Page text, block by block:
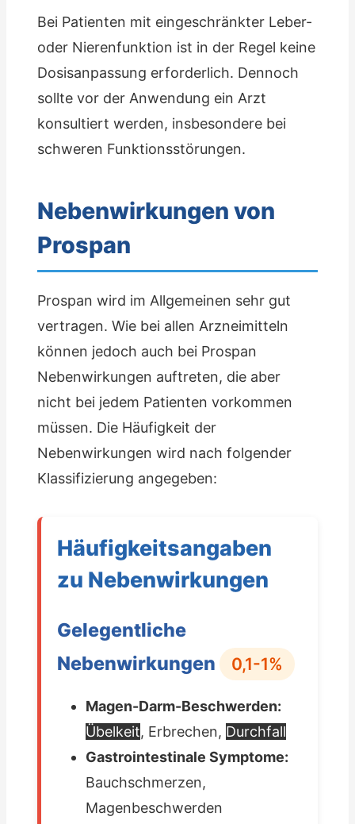
Bei Patienten mit eingeschränkter Leber-
oder Nierenfunktion ist in der Regel keine
Dosisanpassung erforderlich. Dennoch
sollte vor der Anwendung ein Arzt
konsultiert werden, insbesondere bei
schweren Funktionsstörungen.
Nebenwirkungen von
Prospan
Prospan wird im Allgemeinen sehr gut
vertragen. Wie bei allen Arzneimitteln
können jedoch auch bei Prospan
Nebenwirkungen auftreten, die aber
nicht bei jedem Patienten vorkommen
müssen. Die Häufigkeit der
Nebenwirkungen wird nach folgender
Klassifizierung angegeben:
Häufigkeitsangaben
zu Nebenwirkungen
Gelegentliche
Nebenwirkungen
0,1-1%
Magen-Darm-Beschwerden:
Übelkeit, Erbrechen, Durchfall
Gastrointestinale Symptome:
Bauchschmerzen,
Magenbeschwerden